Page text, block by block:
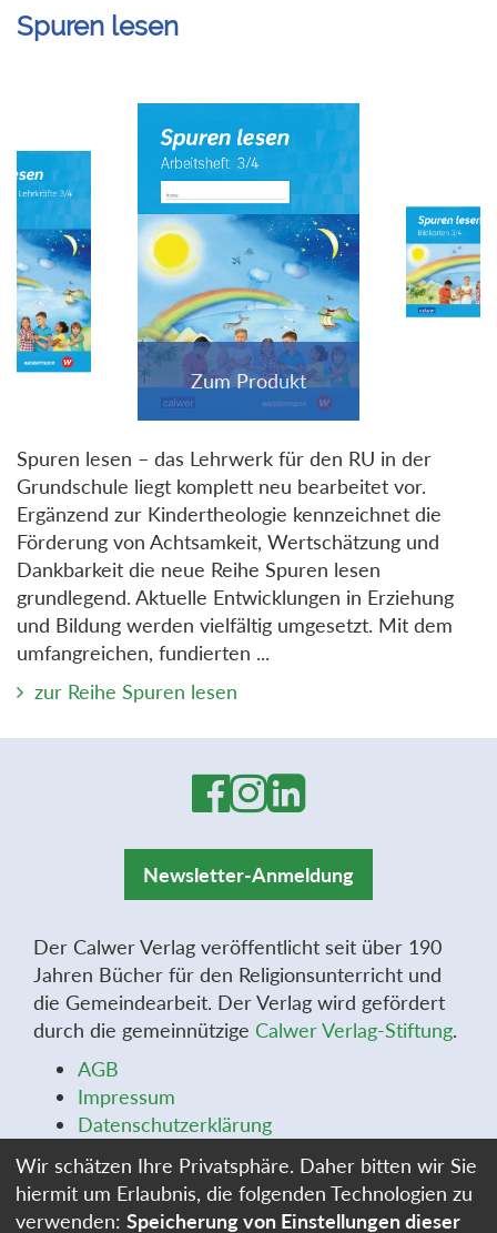
Spuren lesen
Spuren lesen – das Lehrwerk für den RU in der
Grundschule liegt komplett neu bearbeitet vor.
Ergänzend zur Kindertheologie kennzeichnet die
Förderung von Achtsamkeit, Wertschätzung und
Dankbarkeit die neue Reihe Spuren lesen
grundlegend. Aktuelle Entwicklungen in Erziehung
und Bildung werden vielfältig umgesetzt. Mit dem
umfangreichen, fundierten ...
zur Reihe Spuren lesen
Newsletter-Anmeldung
Der Calwer Verlag veröffentlicht seit über 190
Jahren Bücher für den Religionsunterricht und
die Gemeindearbeit. Der Verlag wird gefördert
durch die gemeinnützige Calwer Verlag-Stiftung.
AGB
Impressum
Datenschutzerklärung
Widerrufsformular
Stellenangebote
Wir schätzen Ihre Privatsphäre. Daher bitten wir Sie
hiermit um Erlaubnis, die folgenden Technologien zu
verwenden: Speicherung von Einstellungen dieser